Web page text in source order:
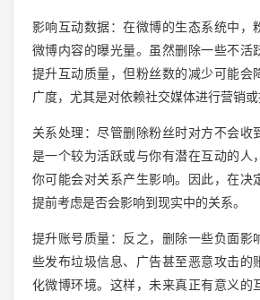
影响互动数据：在微博的生态系统中，
微博内容的曝光量。虽然删除一些不活
提升互动质量，但粉丝数的减少可能会
广度，尤其是对依赖社交媒体进行营销或
关系处理：尽管删除粉丝时对方不会收
是一个较为活跃或与你有潜在互动的人
你可能会对关系产生影响。因此，在决
提前考虑是否会影响到现实中的关系。
提升账号质量：反之，删除一些负面影
些发布垃圾信息、广告甚至恶意攻击的
化微博环境。这样，未来真正有意义的